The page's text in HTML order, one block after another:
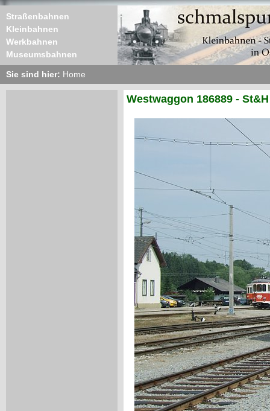
Straßenbahnen
Kleinbahnen
Werkbahnen
Museumsbahnen
Sie sind hier: Home
Westwaggon 186889 -